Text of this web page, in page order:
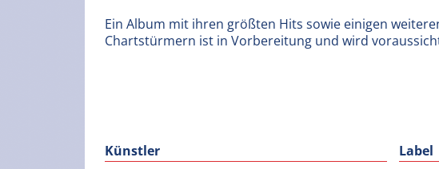
Ein Album mit ihren größten Hits sowie einigen
Chartstürmern ist in Vorbereitung und wird
Künstler
Label